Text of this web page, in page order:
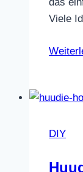
Viele
DIY